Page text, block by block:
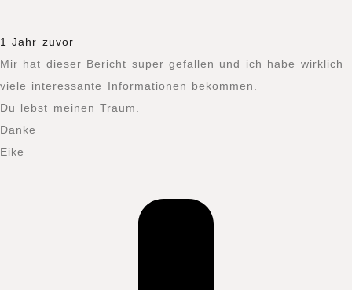
1 Jahr zuvor
Mir hat dieser Bericht super gefallen und ich habe wirklich
viele interessante Informationen bekommen.
Du lebst meinen Traum.
Danke
Eike